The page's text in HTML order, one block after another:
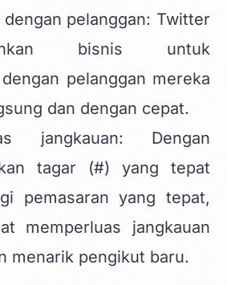
dengan pelanggan: Twitter
bisnis untuk
pelanggan mereka
dan dengan cepat.
jangkauan: Dengan
tagar (#) yang tepat
pemasaran yang tepat,
memperluas jangkauan
menarik pengikut baru.